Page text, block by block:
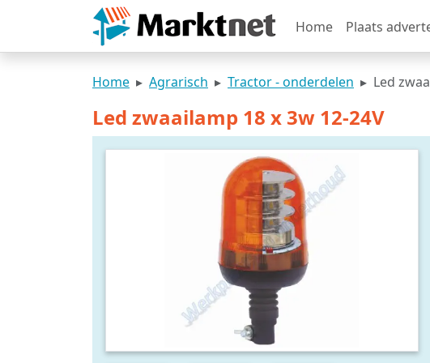
Home Plaats
Home Agrarisch Tractor - onderdelen Led
Led zwaailamp 18 x 3w 12-24V